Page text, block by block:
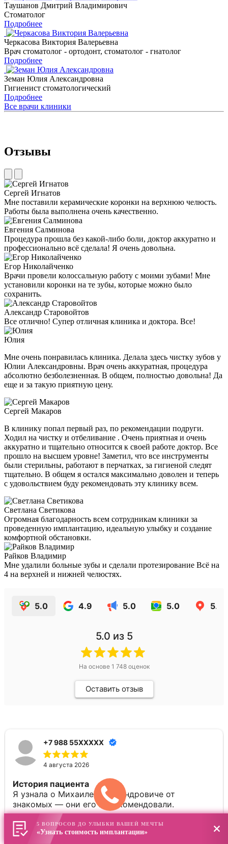
Таушанов Дмитрий Владимирович
Стоматолог
Подробнее
Черкасова Виктория Валерьевна
Врач стоматолог - ортодонт, стоматолог - гнатолог
Подробнее
Земан Юлия Александровна
Гигиенист стоматологический
Подробнее
Все врачи клиники
Отзывы
Сергей Игнатов
Мне поставили керамические коронки на верхнюю челюсть.
Работы была выполнена очень качественно.
Евгения Салминова
Процедура прошла без какой-либо боли, доктор аккуратно и
профессионально всё сделала! Я очень довольна.
Егор Николайченко
Врачи провели колоссальную работу с моими зубами! Мне
установили коронки на те зубы, которые можно было
сохранить.
Александр Старовойтов
Все отлично! Супер отличная клиника и доктора. Все!
Юлия
Мне очень понравилась клиника. Делала здесь чистку зубов у
Юлии Александровны. Врач очень аккуратная, процедура
абсолютно безболезненная. В общем, полностью довольна! Да
еще и за такую приятную цену.
Сергей Макаров
В клинику попал первый раз, по рекомендации подруги.
Ходил на чистку и отбеливание . Очень приятная и очень
аккуратно и тщательно относится к своей работе доктор. Все
прошло на высшем уровне! Заметил, что все инструменты
были стерильны, работают в перчатках, за гигиеной следят
тщательно. В общем я остался максимально доволен и теперь
с удовольствием буду рекомендовать эту клинику всем.
Светлана Светикова
Огромная благодарность всем сотрудникам клиники за
проведенную имплантацию, идеальную улыбку и создание
комфортной обстановки.
Райков Владимир
Мне удалили больные зубы и сделали протезирование Всё на
4 на верхней и нижней челюстях.
5.0 4.9 5.0 5.0 5.0
5.0 из 5
На основе 1 748оценок
Оставить отзыв
+7 988 55XXXXX
4 августа 2026
История пациента
Я узнала о Михаиле Александровиче от
знакомых — они его порекомендовали.
Понравилось
Могу сказать, что после посещения доктора
Читать полностью
5 ВОПРОСОВ ДО УЛЫБКИ ВАШЕЙ МЕЧТЫ
«Узнать стоимость имплантации»